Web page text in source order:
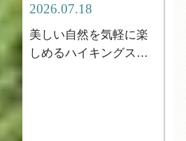
2026.07.18
美しい自然を気軽に楽
しめるハイキングスポ